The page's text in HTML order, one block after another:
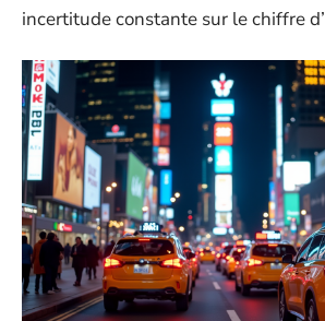
incertitude constante sur le chiffre